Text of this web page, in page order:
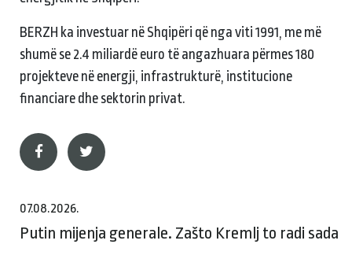
BERZH ka investuar në Shqipëri që nga viti 1991, me më
shumë se 2.4 miliardë euro të angazhuara përmes 180
projekteve në energji, infrastrukturë, institucione
financiare dhe sektorin privat.
07.08.2026.
Putin mijenja generale. Zašto Kremlj to radi sada